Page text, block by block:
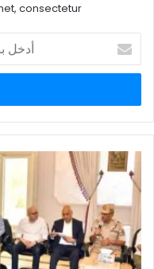
consectetur.
أدخل
بريدك
الإلكتروني